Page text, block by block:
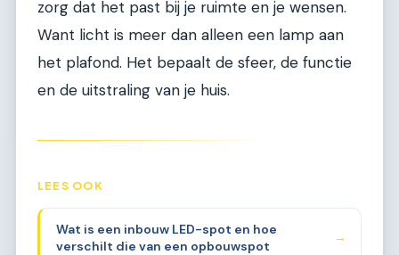
zorg dat het past bij je ruimte en je wensen.
Want licht is meer dan alleen een lamp aan
het plafond. Het bepaalt de sfeer, de functie
en de uitstraling van je huis.
LEES OOK
Wat is een inbouw LED-spot en hoe
verschilt die van een opbouwspot
→